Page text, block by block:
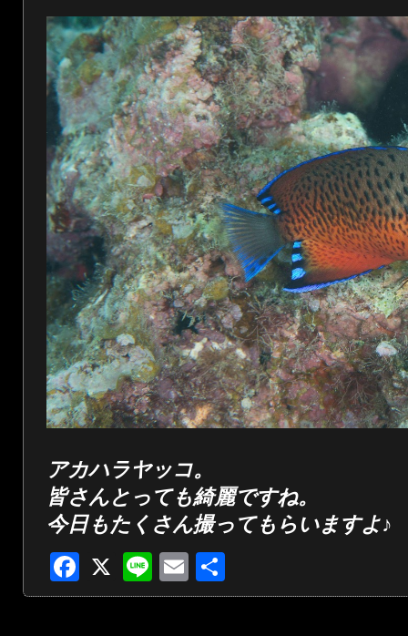
アカハラヤッコ。
皆さんとっても綺麗ですね。
今日もたくさん撮ってもらいますよ♪
Facebook
X LineEmail
有